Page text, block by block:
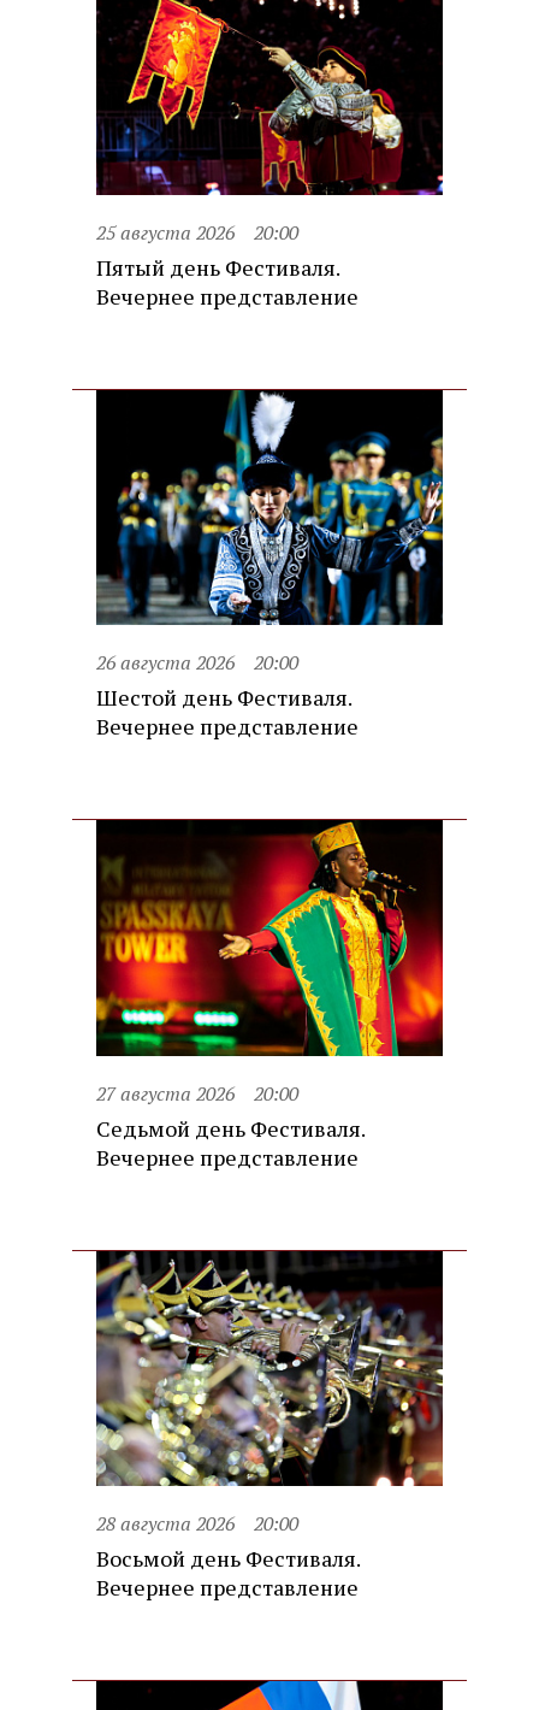
25 августа 2026 20:00
Пятый день Фестиваля.
Вечернее представление
26 августа 2026 20:00
Шестой день Фестиваля.
Вечернее представление
27 августа 2026 20:00
Седьмой день Фестиваля.
Вечернее представление
28 августа 2026 20:00
Восьмой день Фестиваля.
Вечернее представление